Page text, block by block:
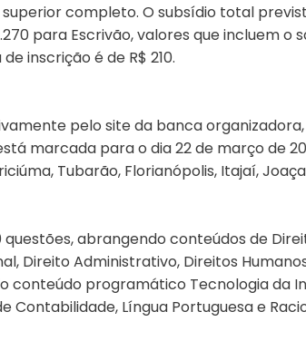
completo. O subsídio total
para Escrivão, valores que incluem
inscrição é de R$ 210.
pelo site da banca organizadora,
marcada para o dia 22 de março de
Tubarão, Florianópolis, Itajaí,
abrangendo conteúdos de
Direito Administrativo, Direitos
conteúdo programático Tecnologia da
Contabilidade, Língua Portuguesa e